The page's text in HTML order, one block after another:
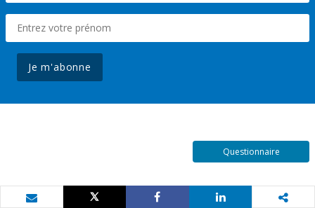
Je m'abonne
Questionnaire